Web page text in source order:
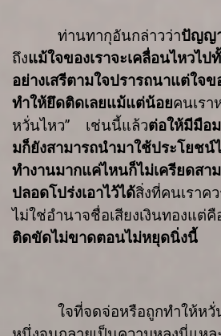
ท่านทากุอันกล่าวว่าปัญญ
ถึงแม้ใจของเราจะเคลื่อนไหวไป
อย่างเสรีตามใจปรารถนาแต่ใจข
ทำให้ยึดติดเลยแม้แต่น้อยคนเรา
หวั่นไหว” เช่นนี้แล้วต่อให้มีมือ
มก็ยังสามารถนำมาใช้ประโยชน์
ทำงานมากแค่ไหนก็ไม่เครียดสา
ปลอดโปร่งเอาไว้ไดสิ่งที่คนเราค
ไม่ใช่อำนาจชื่อเสียงเงินทองแต่คื
ติดขัดไม่ขาดตอนไม่หยุดนิ่งนี้
ใจที่จดจ่อหรือถูกทำให้หวั่